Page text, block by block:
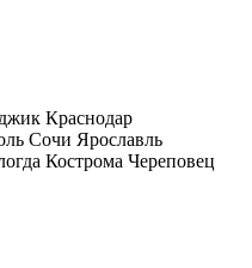
Краснодар
Сочи Ярославль
Кострома Череповец